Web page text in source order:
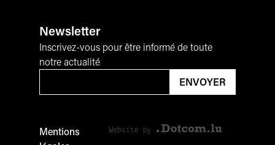
Newsletter
Inscrivez-vous pour être informé de toute
notre actualité
ENVOYER
Mentions
Website by Dotcom Luxembourg